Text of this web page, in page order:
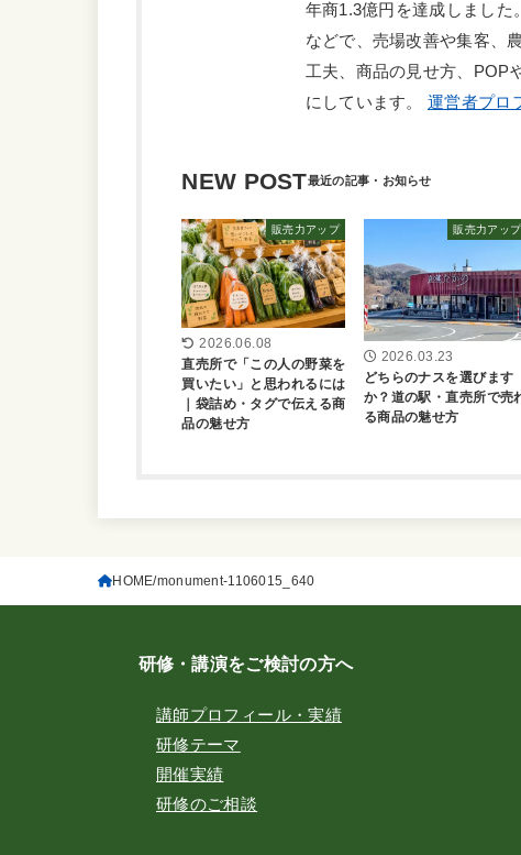
年商1.3億円を達成しまし
などで、売場改善や集客、
工夫、商品の見せ方、POP
にしています。運営者プロ
NEW POST
販売力アップ
2026.06.08
直売所で「この人の野菜を
買いたい」と思われるには
｜袋詰め・タグで伝える商
品の魅せ方
販売力アップ
2026.03.23
どちらのナスを選びます
か？道の駅・直売所で売
る商品の魅せ方
HOME monument-1106015_640
研修・講演をご検討の方へ
講師プロフィール・実績
研修テーマ
開催実績
研修のご相談